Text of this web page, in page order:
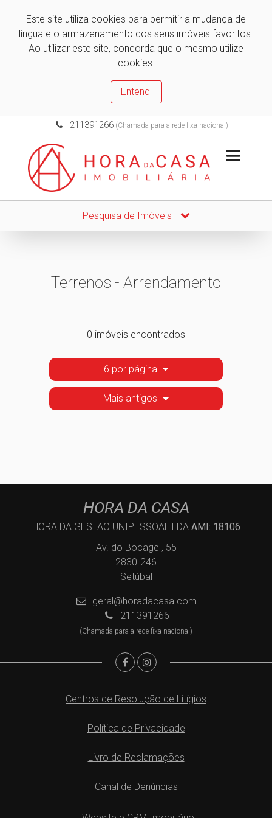
Este site utiliza cookies para permitir a mudança de
língua e o armazenamento dos seus imóveis favoritos.
Ao utilizar este site, concorda que o mesmo utilize
cookies.
Entendi
211391266(Chamada para a rede fixa nacional)
Pesquisa de Imóveis
Terrenos - Arrendamento
0 imóveis encontrados
6 por página
Mais antigos
HORA DA CASA
HORA DA GESTAO UNIPESSOAL LDA AMI: 18106
Av. do Bocage , 55
2830-246
Setúbal
geral@horadacasa.com
211391266
(Chamada para a rede fixa nacional)
Centros de Resolução de Litígios
Política de Privacidade
Livro de Reclamações
Canal de Denúncias